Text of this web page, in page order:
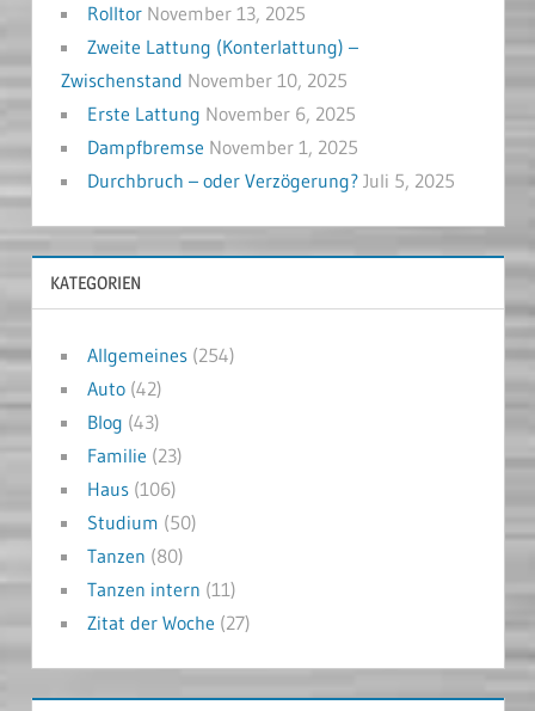
Rolltor November 13, 2025
Zweite Lattung (Konterlattung) –
Zwischenstand November 10, 2025
Erste Lattung November 6, 2025
Dampfbremse November 1, 2025
Durchbruch – oder Verzögerung? Juli 5, 2025
KATEGORIEN
Allgemeines(254)
Auto(42)
Blog (43)
Familie (23)
Haus(106)
Studium (50)
Tanzen (80)
Tanzen intern (11)
Zitat der Woche (27)